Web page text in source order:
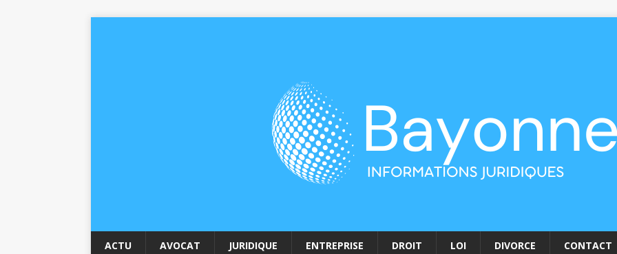
ACTU AVOCAT JURIDIQUE ENTREPRISE DROIT LOI DIVORCE CONTACT